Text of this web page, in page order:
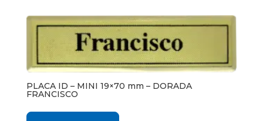
PLACA ID – MINI 19×70 mm – DORADA
FRANCISCO